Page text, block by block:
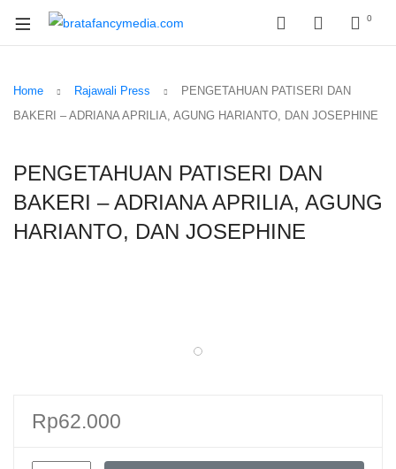
0
Home Rajawali Press
PENGETAHUAN PATISERI DAN
BAKERI – ADRIANA APRILIA, AGUNG HARIANTO, DAN JOSEPHINE
PENGETAHUAN PATISERI DAN
BAKERI – ADRIANA APRILIA, AGUNG
HARIANTO, DAN JOSEPHINE
Rp62.000